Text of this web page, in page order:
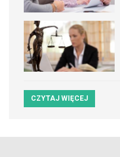
CZYTAJ WIĘCEJ